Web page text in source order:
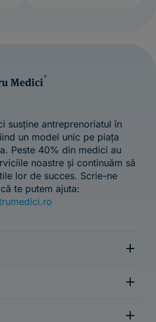
susține antreprenoriatul în
un model unic pe piața
Peste 40% din medici au
noastre și continuăm să
lor de succes. Scrie-ne
te putem ajuta: